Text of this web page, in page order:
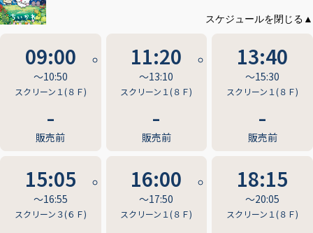
09:00
〜10:50
スクリーン１(８Ｆ)
販売前
11:20
〜13:10
スクリーン１(８Ｆ)
販売前
13:40
〜15:30
スクリーン１(８Ｆ)
販売前
15:05
〜16:55
スクリーン３(６Ｆ)
16:00
〜17:50
スクリーン１(８Ｆ)
18:15
〜20:05
スクリーン１(８Ｆ)